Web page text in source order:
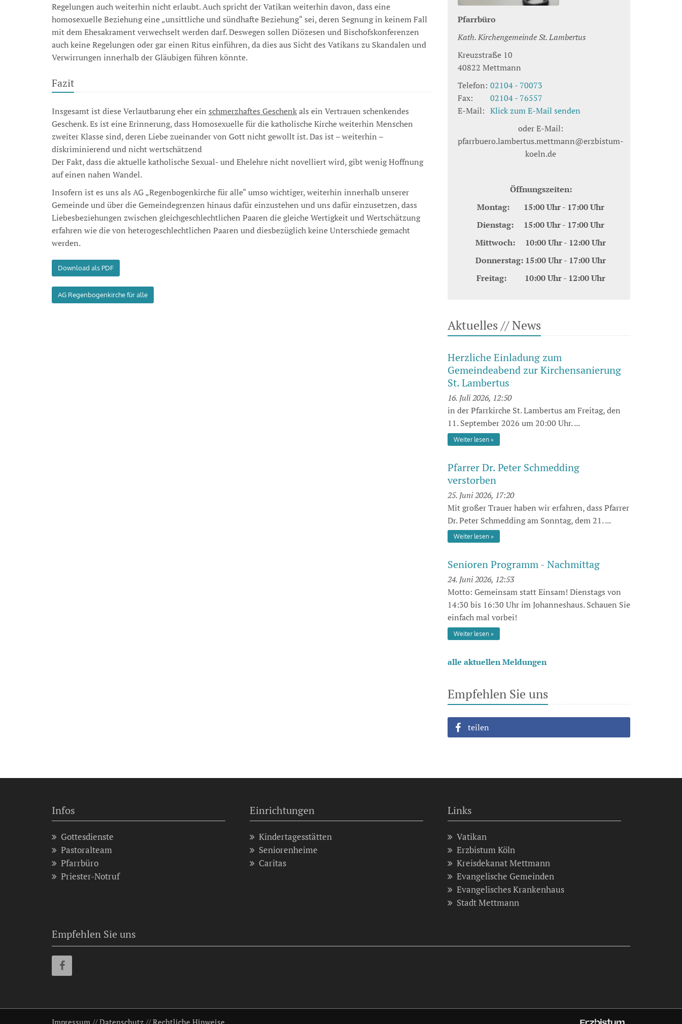
Regelungen auch weiterhin nicht erlaubt. Auch spricht der Vatikan weiterhin davon, dass eine
homosexuelle Beziehung eine „unsittliche und sündhafte Beziehung“ sei, deren Segnung in keinem Fall
mit dem Ehesakrament verwechselt werden darf. Deswegen sollen Diözesen und Bischofskonferenzen
auch keine Regelungen oder gar einen Ritus einführen, da dies aus Sicht des Vatikans zu Skandalen und
Verwirrungen innerhalb der Gläubigen führen könnte.
Fazit
Insgesamt ist diese Verlautbarung eher ein schmerzhaftes Geschenkals ein Vertrauen schenkendes
Geschenk. Es ist eine Erinnerung, dass Homosexuelle für die katholische Kirche weiterhin Menschen
zweiter Klasse sind, deren Liebe zueinander von Gott nicht gewollt ist. Das ist – weiterhin –
diskriminierend und nicht wertschätzend
Der Fakt, dass die aktuelle katholische Sexual- und Ehelehre nicht novelliert wird, gibt wenig Hoffnung
auf einen nahen Wandel.
Insofern ist es uns als AG „Regenbogenkirche für alle“ umso wichtiger, weiterhin innerhalb unserer
Gemeinde und über die Gemeindegrenzen hinaus dafür einzustehen und uns dafür einzusetzen, dass
Liebesbeziehungen zwischen gleichgeschlechtlichen Paaren die gleiche Wertigkeit und Wertschätzung
erfahren wie die von heterogeschlechtlichen Paaren und diesbezüglich keine Unterschiede gemacht
werden.
Download als PDF
AG Regenbogenkirche für alle
Pfarrbüro
Kath. Kirchengemeinde St. Lambertus
Kreuzstraße 10
40822 Mettmann
Telefon: 02104 - 70073
Fax:
02104 - 76557
E-Mail: Klick zum E-Mail senden
oder E-Mail:
pfarrbuero.lambertus.mettmann@erzbistum-
koeln.de
Öffnungszeiten:
Montag: 15:00 Uhr - 17:00 Uhr
Dienstag: 15:00 Uhr - 17:00 Uhr
Mittwoch: 10:00 Uhr - 12:00 Uhr
Donnerstag: 15:00 Uhr - 17:00 Uhr
Freitag: 10:00 Uhr - 12:00 Uhr
Aktuelles // News
Herzliche Einladung zum
Gemeindeabend zur Kirchensanierung
St. Lambertus
16. Juli 2026, 12:50
in der Pfarrkirche St. Lambertus am Freitag, den
11. September 2026 um 20:00 Uhr. ...
Weiter lesen
Pfarrer Dr. Peter Schmedding
verstorben
25. Juni 2026, 17:20
Mit großer Trauer haben wir erfahren, dass Pfarrer
Dr. Peter Schmedding am Sonntag, dem 21. ...
Weiter lesen
Senioren Programm - Nachmittag
24. Juni 2026, 12:53
Motto: Gemeinsam statt Einsam! Dienstags von
14:30 bis 16:30 Uhr im Johanneshaus. Schauen Sie
einfach mal vorbei!
Weiter lesen
alle aktuellen Meldungen
Empfehlen Sie uns
teilen
Infos
Gottesdienste
Pastoralteam
Pfarrbüro
Priester-Notruf
Einrichtungen
Kindertagesstätten
Seniorenheime
Caritas
Links
Vatikan
Erzbistum Köln
Kreisdekanat Mettmann
Evangelische Gemeinden
Evangelisches Krankenhaus
Stadt Mettmann
Empfehlen Sie uns